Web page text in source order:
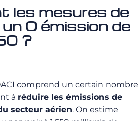
les mesures de
un 0 émission de
?
comprend un certain nombre
à réduire les émissions de
secteur aérien. On estime